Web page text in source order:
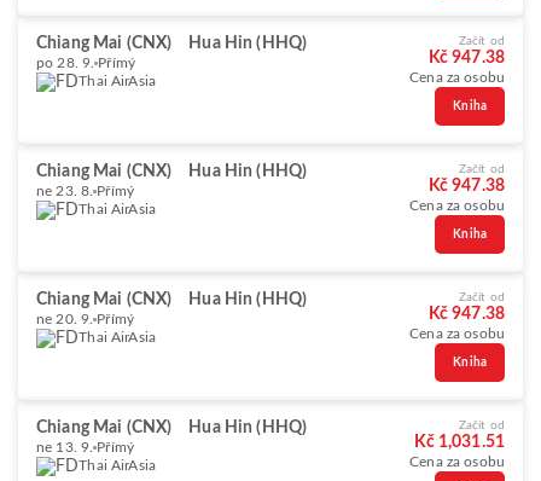
Chiang Mai (CNX) Hua Hin (HHQ)
po 28. 9. Přímý
Thai AirAsia
Začít od
Kč 947.38
Cena za osobu
Kniha
Chiang Mai (CNX) Hua Hin (HHQ)
ne 23. 8. Přímý
Thai AirAsia
Začít od
Kč 947.38
Cena za osobu
Kniha
Chiang Mai (CNX) Hua Hin (HHQ)
ne 20. 9. Přímý
Thai AirAsia
Začít od
Kč 947.38
Cena za osobu
Kniha
Chiang Mai (CNX) Hua Hin (HHQ)
ne 13. 9. Přímý
Thai AirAsia
Začít od
Kč 1,031.51
Cena za osobu